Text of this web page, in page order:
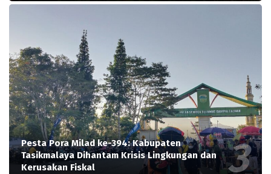
Pesta Pora Milad ke-394: Kabupaten
Tasikmalaya Dihantam Krisis Lingkungan dan
Kerusakan Fiskal